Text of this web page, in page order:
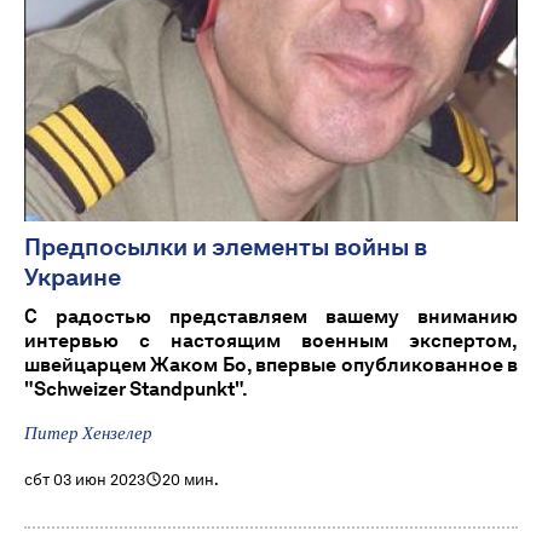
Предпосылки и элементы войны в
Украине
С радостью представляем вашему вниманию
интервью с настоящим военным экспертом,
швейцарцем Жаком Бо, впервые опубликованное в
"Schweizer Standpunkt".
Питер Хензелер
сбт 03 июн 2023 20 мин.